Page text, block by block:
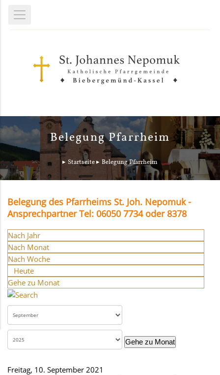
Belegung Pfarrheim
Startseite Belegung Pfarrheim
Belegung des Pfarrheims St. Joh. Nepomuk -
Ansprechpartner Tel: 06050 7734 oder 8378
Nach Jahr
Nach Monat
Nach Woche
Heute
Gehe zu Monat
Gehe zu Monat
Freitag, 10. September 2021